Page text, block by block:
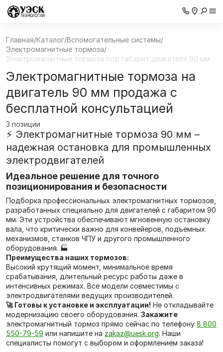
Главная/Каталог/Вспомогательные системы/
Электромагнитные тормоза/
Электромагнитные тормоза под габарит двигателя 90 мм
Электромагнитные тормоза на
двигатель 90 мм продажа с
бесплатной консультацией
3 позиции
⚡ Электромагнитные тормоза 90 мм –
надежная остановка для промышленных
электродвигателей
Идеальное решение для точного
позиционирования и безопасности
Подборка профессиональных электромагнитных тормозов,
разработанных специально для двигателей с габаритом 90
мм. Эти устройства обеспечивают мгновенную остановку
вала, что критически важно для конвейеров, подъемных
механизмов, станков ЧПУ и другого промышленного
оборудования. 🏭
Преимущества наших тормозов:
Высокий крутящий момент, минимальное время
срабатывания, длительный ресурс работы даже в
интенсивных режимах. Все модели совместимы с
электродвигателями ведущих производителей.
🚀 Готовы к установке и эксплуатации! Не откладывайте
модернизацию своего оборудования. Закажите
электромагнитный тормоз прямо сейчас по телефону 8 800
550-79-59 или напишите на zakaz@uesk.org. Наши
специалисты помогут с выбором и оформлением заказа!